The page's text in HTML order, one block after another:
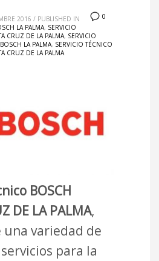
0
2016 / PUBLISHED IN
LA PALMA, SERVICIO
CRUZ DE LA PALMA, SERVICIO
LA PALMA, SERVICIO TÉCNICO
CRUZ DE LA PALMA
BOSCH
DE LA PALMA,
una variedad de
para la